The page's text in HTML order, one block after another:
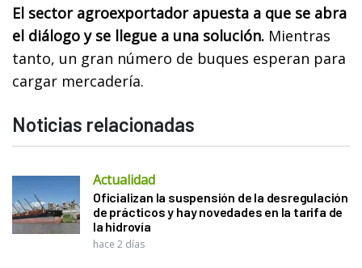
El sector agroexportador apuesta a que se abra
el diálogo y se llegue a una solución. Mientras
tanto, un gran número de buques esperan para
cargar mercadería.
Noticias relacionadas
Actualidad
Oficializan la suspensión de la desregulación
de prácticos y hay novedades en la tarifa de
la hidrovía
hace 2 días